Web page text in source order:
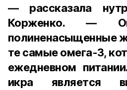
— рассказала
Корженко. —
полиненасыщенные
те самые омега-3,
ежедневном
икра является